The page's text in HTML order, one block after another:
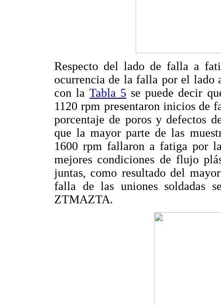
Respecto del lado de falla a
ocurrencia de la falla por el lado
con laTabla 5 se puede decir
1120 rpm presentaron inicios de
porcentaje de poros y defectos
que la mayor parte de las
1600 rpm fallaron a fatiga por
mejores condiciones de flujo
juntas, como resultado del
falla de las uniones soldadas
ZTMAZTA.